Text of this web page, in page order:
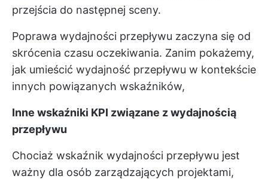
przejścia do następnej sceny.
Poprawa wydajności przepływu zaczyna się od
skrócenia czasu oczekiwania. Zanim pokażemy,
jak umieścić wydajność przepływu w kontekście
innych powiązanych wskaźników,
Inne wskaźniki KPI związane z wydajnością
przepływu
Chociaż wskaźnik wydajności przepływu jest
ważny dla osób zarządzających projektami,